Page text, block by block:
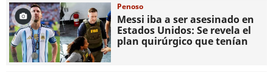
Penoso
Messi iba a ser asesinado en
Estados Unidos: Se revela el
plan quirúrgico que tenían